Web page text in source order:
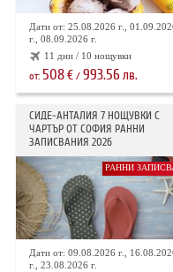
Дати от: 25.08.2026 г.,
г., 08.09.2026 г.
11 дни / 10 нощувки
от: 508€/ 993.56лв.
СИДЕ-АНТАЛИЯ 7 НОЩУВКИ С
ЧАРТЪР OT СОФИЯ РАННИ
ЗАПИСВАНИЯ 2026
РАННИ
Дати от: 09.08.2026 г.,
г., 23.08.2026 г.